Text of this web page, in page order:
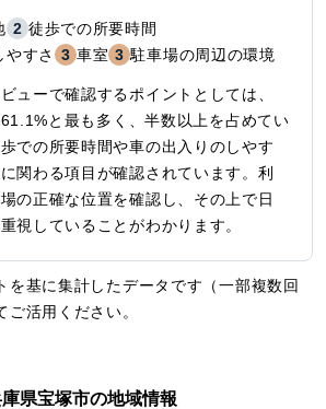
2 徒歩での所要時間
すさ 3 車室 3 駐車場の周辺の環境
ューで確認するポイントとしては、
と最も多く、半数以上を占めてい
での所要時間や車の出入りのしやす
関わる項目が確認されています。利
の正確な位置を確認し、その上で日
視していることがわかります。
基に集計したデータです（一部複数回
活用ください。
県宝塚市の地域情報